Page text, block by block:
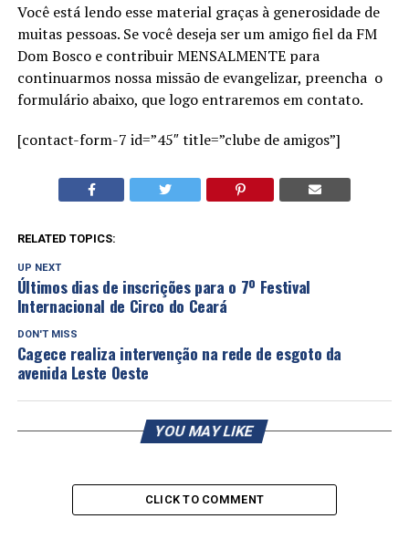
Você está lendo esse material graças à generosidade de
muitas pessoas. Se você deseja ser um amigo fiel da FM
Dom Bosco e contribuir MENSALMENTE para
continuarmos nossa missão de evangelizar, preencha o
formulário abaixo, que logo entraremos em contato.
[contact-form-7 id=”45″ title=”clube de amigos”]
RELATED TOPICS:
UP NEXT
Últimos dias de inscrições para o 7º Festival
Internacional de Circo do Ceará
DON'T MISS
Cagece realiza intervenção na rede de esgoto da
avenida Leste Oeste
YOU MAY LIKE
CLICK TO COMMENT